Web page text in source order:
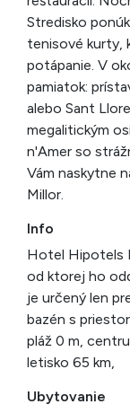
Stredisko
tenisové kurty,
potápanie. V
pamiatok:
alebo Sant
megalitickým
n'Amer so
Vám naskytne
Millor.
Info
Hotel Hipotels
od ktorej ho
je určený len
bazén s
pláž 0 m,
letisko 65 km,
Ubytovanie